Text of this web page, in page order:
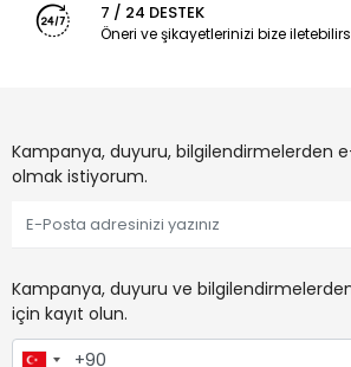
7 / 24 DESTEK
Öneri ve şikayetlerinizi bize
Kampanya, duyuru, bilgilendirmelerden
olmak istiyorum.
Kampanya, duyuru ve
için kayıt olun.